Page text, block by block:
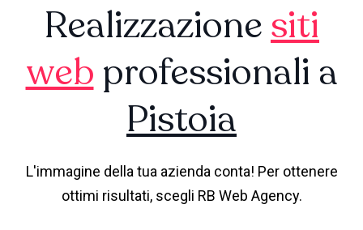
Realizzazionesiti
web professionali a
Pistoia
L'immagine della tua azienda conta! Per ottenere
ottimi risultati, scegli RB Web Agency.